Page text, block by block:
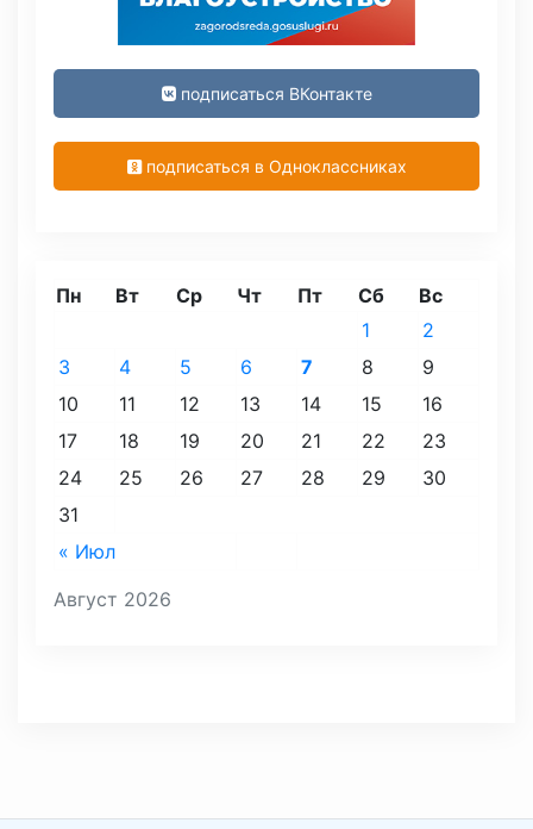
подписаться ВКонтакте
подписаться в Одноклассниках
Август 2026
Пн Вт Ср Чт Пт Сб Вс
« Июл
1
2
3
4 5 6 7 8
9
10
11 12 13 14 15
16
17
18 19 20 21 22
23
24
25 26 27 28 29
30
31